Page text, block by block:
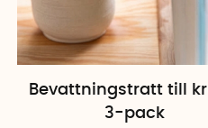
Bevattningstratt till
3-pack